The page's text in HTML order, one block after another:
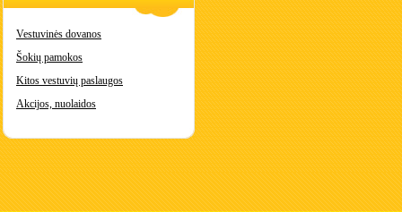
Vestuvinės dovanos
Šokių pamokos
Kitos vestuvių paslaugos
Akcijos, nuolaidos